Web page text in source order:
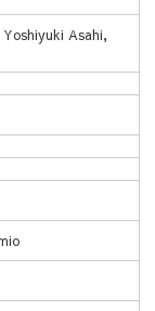
Yoshiyuki Asahi,